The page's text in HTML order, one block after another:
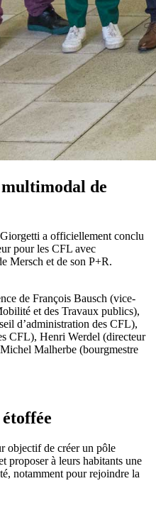
de
a officiellement conclu
pour les CFL avec
Mersch et de son P+R.
de François Bausch (vice-
et des Travaux publics),
d’administration des CFL),
CFL), Henri Werdel (directeur
Malherbe (bourgmestre
objectif de créer un pôle
proposer à leurs habitants une
notamment pour rejoindre la